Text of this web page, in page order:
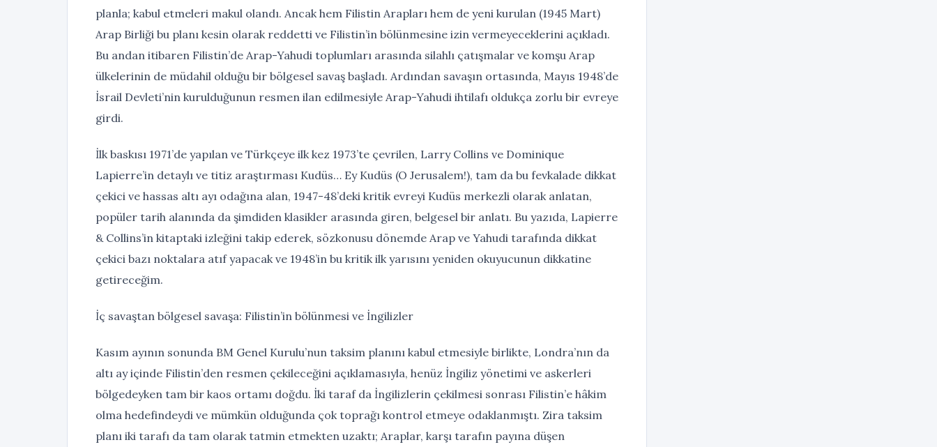
planla; kabul etmeleri makul olandı. Ancak hem Filistin Arapları hem de yeni kurulan (1945 Mart)
Arap Birliği bu planı kesin olarak reddetti ve Filistin’in bölünmesine izin vermeyeceklerini açıkladı.
Bu andan itibaren Filistin’de Arap-Yahudi toplumları arasında silahlı çatışmalar ve komşu Arap
ülkelerinin de müdahil olduğu bir bölgesel savaş başladı. Ardından savaşın ortasında, Mayıs 1948’de
İsrail Devleti’nin kurulduğunun resmen ilan edilmesiyle Arap-Yahudi ihtilafı oldukça zorlu bir evreye
girdi.
İlk baskısı 1971’de yapılan ve Türkçeye ilk kez 1973’te çevrilen, Larry Collins ve Dominique
Lapierre’in detaylı ve titiz araştırması Kudüs… Ey Kudüs (O Jerusalem!), tam da bu fevkalade dikkat
çekici ve hassas altı ayı odağına alan, 1947-48’deki kritik evreyi Kudüs merkezli olarak anlatan,
popüler tarih alanında da şimdiden klasikler arasında giren, belgesel bir anlatı. Bu yazıda, Lapierre
& Collins’in kitaptaki izleğini takip ederek, sözkonusu dönemde Arap ve Yahudi tarafında dikkat
çekici bazı noktalara atıf yapacak ve 1948’in bu kritik ilk yarısını yeniden okuyucunun dikkatine
getireceğim.
İç savaştan bölgesel savaşa: Filistin’in bölünmesi ve İngilizler
Kasım ayının sonunda BM Genel Kurulu’nun taksim planını kabul etmesiyle birlikte, Londra’nın da
altı ay içinde Filistin’den resmen çekileceğini açıklamasıyla, henüz İngiliz yönetimi ve askerleri
bölgedeyken tam bir kaos ortamı doğdu. İki taraf da İngilizlerin çekilmesi sonrası Filistin’e hâkim
olma hedefindeydi ve mümkün olduğunda çok toprağı kontrol etmeye odaklanmıştı. Zira taksim
planı iki tarafı da tam olarak tatmin etmekten uzaktı; Araplar, karşı tarafın payına düşen